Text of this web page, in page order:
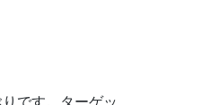
です。ターゲッ